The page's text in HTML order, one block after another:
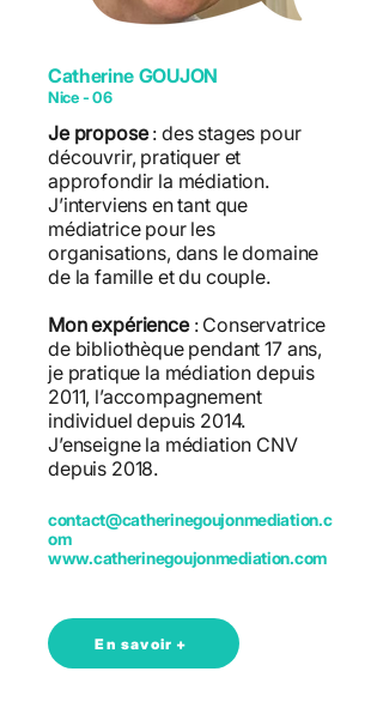
Catherine GOUJON
Nice - 06
Je propose: des stages pour
découvrir, pratiquer et
approfondir la médiation.
J’interviens en tant que
médiatrice pour les
organisations, dans le domaine
de la famille et du couple.
Mon expérience: Conservatrice
de bibliothèque pendant 17 ans,
je pratique la médiation depuis
2011, l’accompagnement
individuel depuis 2014.
J’enseigne la médiation CNV
depuis 2018.
contact@catherinegoujonmediation.c
om
www.catherinegoujonmediation.com
En savoir +